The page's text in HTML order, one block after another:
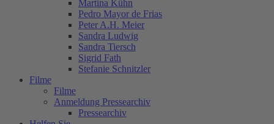
Martina Kühn
Pedro Mayor de Frias
Peter A.H. Meier
Sandra Ludwig
Sandra Tiersch
Sigrid Fath
Stefanie Schnitzler
Filme
Filme
Anmeldung Pressearchiv
Pressearchiv